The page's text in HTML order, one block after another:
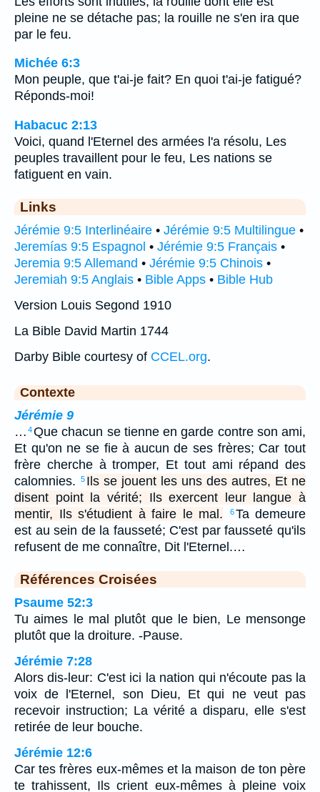
pleine ne se détache pas; la rouille ne s'en ira que
par le feu.
Michée 6:3
Mon peuple, que t'ai-je fait? En quoi t'ai-je fatigué?
Réponds-moi!
Habacuc 2:13
Voici, quand l'Eternel des armées l'a résolu, Les
peuples travaillent pour le feu, Les nations se
fatiguent en vain.
Links
Jérémie 9:5 Interlinéaire • Jérémie 9:5 Multilingue •
Jeremías 9:5 Espagnol • Jérémie 9:5 Français •
Jeremia 9:5 Allemand • Jérémie 9:5 Chinois •
Jeremiah 9:5 Anglais • Bible Apps • Bible Hub
Version Louis Segond 1910
La Bible David Martin 1744
Darby Bible courtesy of CCEL.org.
Contexte
Jérémie 9
… 4Que chacun se tienne en garde contre son ami,
Et qu'on ne se fie à aucun de ses frères; Car tout
frère cherche à tromper, Et tout ami répand des
calomnies.
5 Ils se jouent les uns des autres, Et ne
disent point la vérité; Ils exercent leur langue à
mentir, Ils s'étudient à faire le mal.
6 Ta demeure
est au sein de la fausseté; C'est par fausseté qu'ils
refusent de me connaître, Dit l'Eternel.…
Références Croisées
Psaume 52:3
Tu aimes le mal plutôt que le bien, Le mensonge
plutôt que la droiture. -Pause.
Jérémie 7:28
Alors dis-leur: C'est ici la nation qui n'écoute pas la
voix de l'Eternel, son Dieu, Et qui ne veut pas
recevoir instruction; La vérité a disparu, elle s'est
retirée de leur bouche.
Jérémie 12:6
Car tes frères eux-mêmes et la maison de ton père
te trahissent, Ils crient eux-mêmes à pleine voix